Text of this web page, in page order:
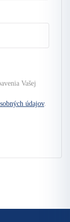
Vašej
údajov.